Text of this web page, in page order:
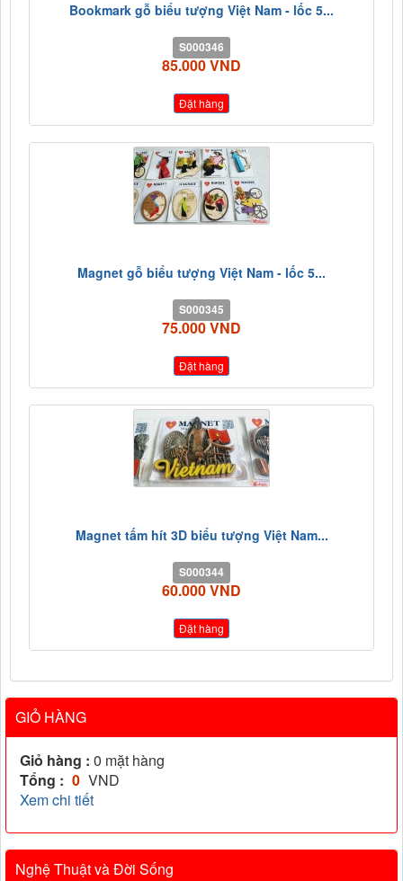
Bookmark gỗ biểu tượng Việt Nam - lốc 5...
S000346
85.000 VND
Đặt hàng
Magnet gỗ biểu tượng Việt Nam - lốc 5...
S000345
75.000 VND
Đặt hàng
Magnet tấm hít 3D biểu tượng Việt Nam...
S000344
60.000 VND
Đặt hàng
GIỎ HÀNG
Giỏ hàng : 0 mặt hàng
Tổng : 0 VND
Xem chi tiết
Nghệ Thuật và Đời Sống